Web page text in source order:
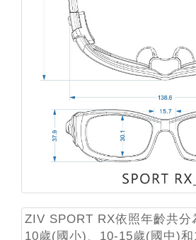
ZIV SPORT RX依照年齡共分
10歲(國小)、10-15歲(國中)